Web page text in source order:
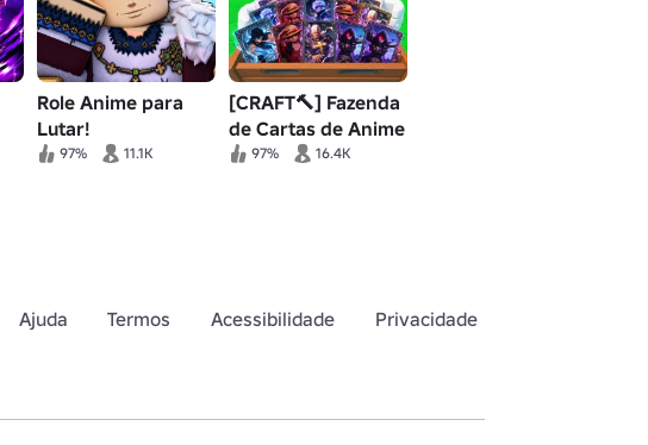
Role Anime para
Lutar!
97% 11.1K
[CRAFT🔨] Fazenda
de Cartas de Anime
97% 16.4K
Ajuda Termos Acessibilidade
Privacidade